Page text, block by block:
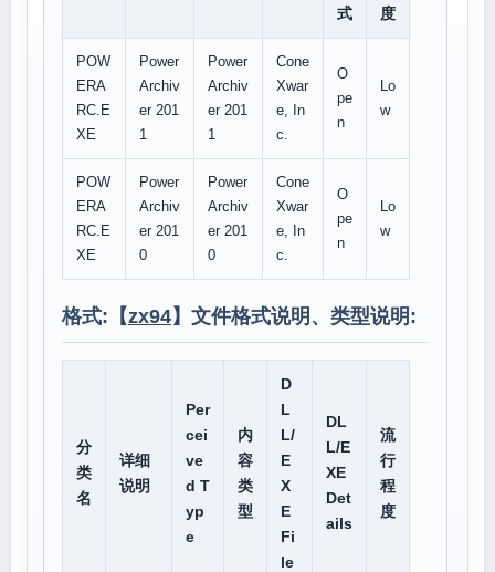
式
度
POW
ERA
RC.E
XE
Power
Archiv
er 201
1
Power
Archiv
er 201
1
Cone
Xwar
e, In
c.
O
pe
n
Lo
w
POW
ERA
RC.E
XE
Power
Archiv
er 201
0
Power
Archiv
er 201
0
Cone
Xwar
e, In
c.
O
pe
n
Lo
w
格式:【zx94】文件格式说明、类型说明:
分
类
名
详细
说明
Per
cei
ve
d T
yp
e
内
容
类
型
D
L
L/
E
X
E
Fi
le
DL
L/E
XE
Det
ails
流
行
程
度